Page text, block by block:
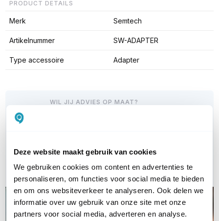
Deze website maakt gebruik van cookies
We gebruiken cookies om content en advertenties te
personaliseren, om functies voor social media te bieden
en om ons websiteverkeer te analyseren. Ook delen we
informatie over uw gebruik van onze site met onze
partners voor social media, adverteren en analyse.
PRODUCT DETAILS
Merk Semtech
Artikelnummer SW-ADAPTER
Type accessoire Adapter
WIL JIJ ADVIES OP MAAT?
Email